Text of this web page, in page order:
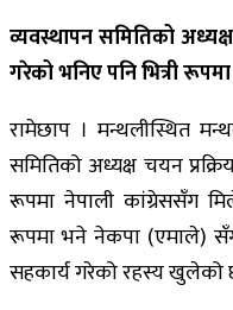
व्यवस्थापन समितिको
गरेको भनिए पनि भित्री
रामेछाप । मन्थलीस्थित
समितिको अध्यक्ष चयन
रूपमा नेपाली कांग्रेससँग
रूपमा भने नेकपा (एमाले)
सहकार्य गरेको रहस्य खुलेको